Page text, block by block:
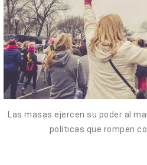
Las masas ejercen su poder al
políticas que rompen